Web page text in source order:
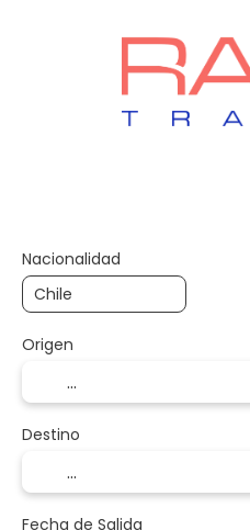
Nacionalidad
Origen
Destino
Fecha de Salida